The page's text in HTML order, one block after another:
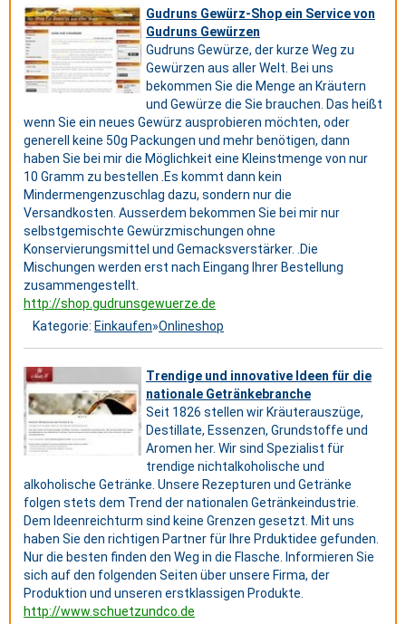
Gudruns Gewürz-Shop ein Service von
Gudruns Gewürzen
Gudruns Gewürze, der kurze Weg zu
Gewürzen aus aller Welt. Bei uns
bekommen Sie die Menge an Kräutern
und Gewürze die Sie brauchen. Das heißt
wenn Sie ein neues Gewürz ausprobieren möchten, oder
generell keine 50g Packungen und mehr benötigen, dann
haben Sie bei mir die Möglichkeit eine Kleinstmenge von nur
10 Gramm zu bestellen .Es kommt dann kein
Mindermengenzuschlag dazu, sondern nur die
Versandkosten. Ausserdem bekommen Sie bei mir nur
selbstgemischte Gewürzmischungen ohne
Konservierungsmittel und Gemacksverstärker. .Die
Mischungen werden erst nach Eingang Ihrer Bestellung
zusammengestellt.
http://shop.gudrunsgewuerze.de
Kategorie: Einkaufen»Onlineshop
Trendige und innovative Ideen für die
nationale Getränkebranche
Seit 1826 stellen wir Kräuterauszüge,
Destillate, Essenzen, Grundstoffe und
Aromen her. Wir sind Spezialist für
trendige nichtalkoholische und
alkoholische Getränke. Unsere Rezepturen und Getränke
folgen stets dem Trend der nationalen Getränkeindustrie.
Dem Ideenreichturm sind keine Grenzen gesetzt. Mit uns
haben Sie den richtigen Partner für Ihre Prduktidee gefunden.
Nur die besten finden den Weg in die Flasche. Informieren Sie
sich auf den folgenden Seiten über unsere Firma, der
Produktion und unseren erstklassigen Produkte.
http://www.schuetzundco.de